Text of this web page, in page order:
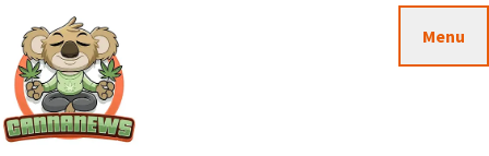
contenu
principal
barre
latérale
principale
footer
Menu